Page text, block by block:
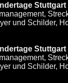
und Schilder,
und Schilder,